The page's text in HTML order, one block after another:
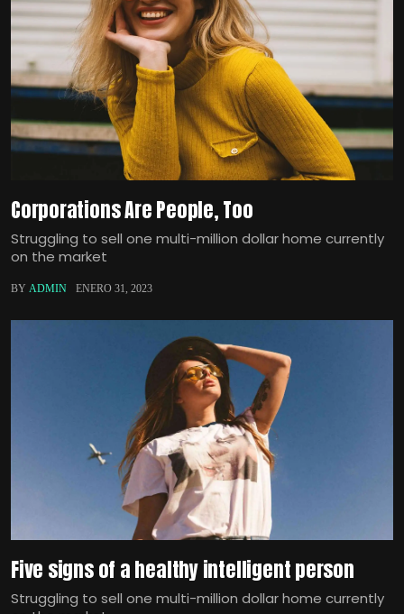
Corporations Are People, Too
Struggling to sell one multi-million dollar home currently
on the market
BY ADMIN ENERO 31, 2023
Five signs of a healthy intelligent person
Struggling to sell one multi-million dollar home currently